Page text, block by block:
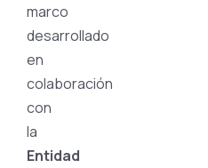
marco
desarrollado
en
colaboración
con
la
Entidad